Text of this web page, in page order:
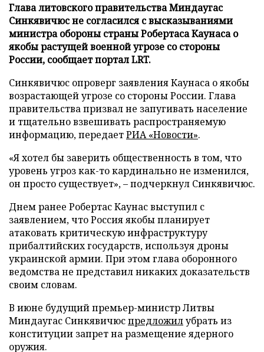
Глава литовского правительства Миндаугас
Синкявичюс не согласился с высказываниями
министра обороны страны Робертаса Каунаса о
якобы растущей военной угрозе со стороны
России, сообщает портал LRT.
Синкявичюс опроверг заявления Каунаса о якобы
возрастающей угрозе со стороны России. Глава
правительства призвал не запугивать население
и тщательно взвешивать распространяемую
информацию, передаетРИА «Новости».
«Я хотел бы заверить общественность в том, что
уровень угроз как-то кардинально не изменился,
он просто существует», – подчеркнул Синкявичюс.
Днем ранее Робертас Каунас выступил с
заявлением, что Россия якобы планирует
атаковать критическую инфраструктуру
прибалтийских государств, используя дроны
украинской армии. При этом глава оборонного
ведомства не представил никаких доказательств
своим словам.
В июне будущий премьер-министр Литвы
Миндаугас Синкявичюспредложилубрать из
конституции запрет на размещение ядерного
оружия.